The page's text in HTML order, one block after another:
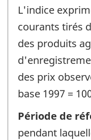
L'indice
courants tirés
des produits
des prix
base 1997 =
Période de
pendant